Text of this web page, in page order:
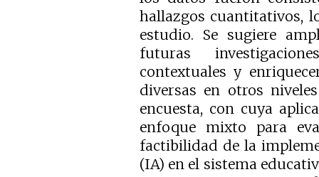
hallazgos cuantitativos,
estudio. Se sugiere
futuras
contextuales y
diversas en otros
encuesta, con cuya
enfoque mixto para
factibilidad de la
(IA) en el sistema